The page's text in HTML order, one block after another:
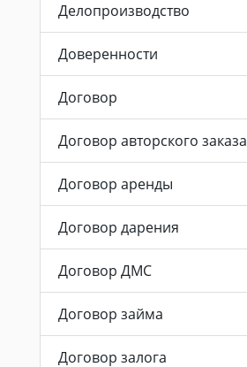
Делопроизводство
Доверенности
Договор
Договор авторского заказа
Договор аренды
Договор дарения
Договор ДМС
Договор займа
Договор залога